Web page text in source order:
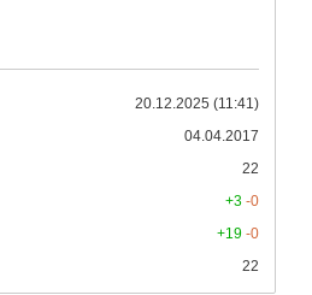
20.12.2025 (11:41)
04.04.2017
22
+3 -0
+19 -0
22